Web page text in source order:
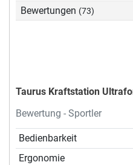
Bewertungen (73)
Taurus Kraftstation
Bewertung - Sportler
Bedienbarkeit
Ergonomie